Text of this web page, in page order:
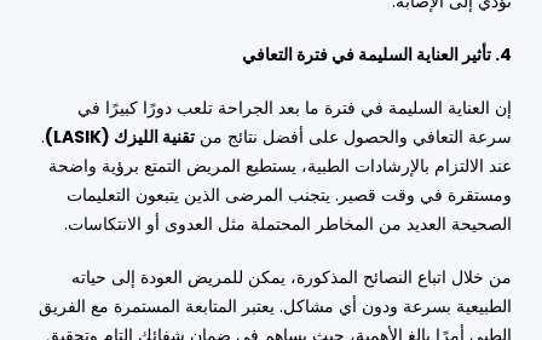
4. تأثير العناية السليمة في فترة التعافي
إن العناية السليمة في فترة ما بعد الجراحة تلعب دورًا كبيرًا في
سرعة التعافي والحصول على أفضل نتائج من تقنية الليزك (LASIK)
.
عند الالتزام بالإرشادات الطبية، يستطيع المريض التمتع برؤية واضحة
ومستقرة في وقت قصير. يتجنب المرضى الذين يتبعون التعليمات
الصحيحة العديد من المخاطر المحتملة مثل العدوى أو الانتكاسات.
من خلال اتباع النصائح المذكورة، يمكن للمريض العودة إلى حياته
الطبيعية بسرعة ودون أي مشاكل. يعتبر المتابعة المستمرة مع الفريق
الطبي أمرًا بالغ الأهمية، حيث يساهم في ضمان شفائك التام وتحقيق